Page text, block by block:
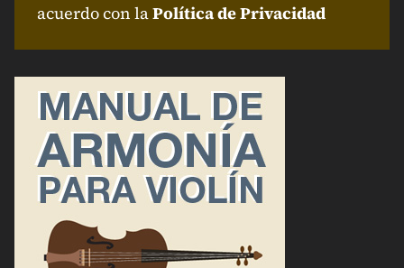
acuerdo con laPolítica de Privacidad